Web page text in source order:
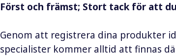
Först och främst; Stort tack för att
Genom att registrera dina produkter
specialister kommer alltid att finnas